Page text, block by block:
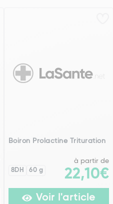
Boiron Prolactine Trituration
8DH 60 g
à partir de
22,10€
Voir l'article